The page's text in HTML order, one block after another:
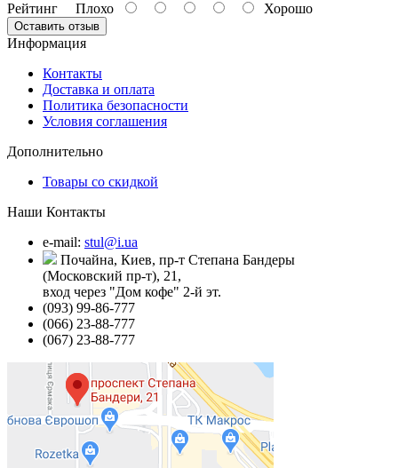
Рейтинг Плохо Хорошо
Оставить отзыв
Информация
Контакты
Доставка и оплата
Политика безопасности
Условия соглашения
Дополнительно
Товары со скидкой
Наши Контакты
e-mail: stul@i.ua
Почайна, Киев, пр-т Степана Бандеры
(Московский пр-т), 21,
вход через "Дом кофе" 2-й эт.
(093) 99-86-777
(066) 23-88-777
(067) 23-88-777